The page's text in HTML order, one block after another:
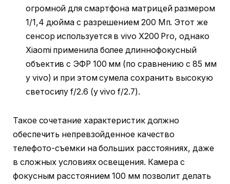
огромной для смартфона матрицей размером
1/1,4 дюйма с разрешением 200 Мп. Этот же
сенсор используется в vivo X200 Pro, однако
Xiaomi применила более длиннофокусный
объектив с ЭФР 100 мм (по сравнению с 85 мм
у vivo) и при этом сумела сохранить высокую
светосилу f/2.6 (у vivo f/2.7).
Такое сочетание характеристик должно
обеспечить непревзойденное качество
телефото-съемки на больших расстояниях, даже
в сложных условиях освещения. Камера с
фокусным расстоянием 100 мм позволит делать